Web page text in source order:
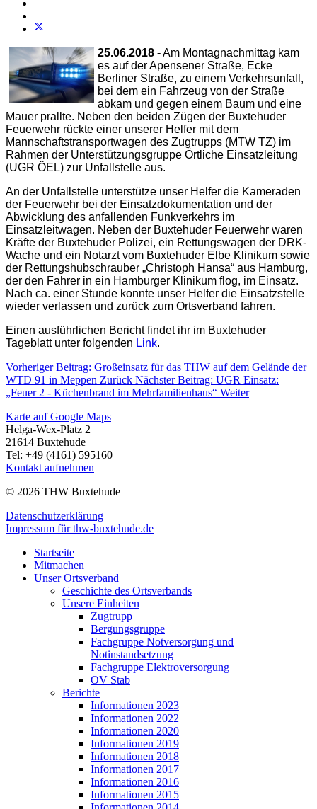
25.06.2018 -Am Montagnachmittag kam
es auf der Apensener Straße, Ecke
Berliner Straße, zu einem Verkehrsunfall,
bei dem ein Fahrzeug von der Straße
abkam und gegen einem Baum und eine
Mauer prallte. Neben den beiden Zügen der Buxtehuder
Feuerwehr rückte einer unserer Helfer mit dem
Mannschaftstransportwagen des Zugtrupps (MTW TZ) im
Rahmen der Unterstützungsgruppe Örtliche Einsatzleitung
(UGR ÖEL) zur Unfallstelle aus.
An der Unfallstelle unterstütze unser Helfer die Kameraden
der Feuerwehr bei der Einsatzdokumentation und der
Abwicklung des anfallenden Funkverkehrs im
Einsatzleitwagen. Neben der Buxtehuder Feuerwehr waren
Kräfte der Buxtehuder Polizei, ein Rettungswagen der DRK-
Wache und ein Notarzt vom Buxtehuder Elbe Klinikum sowie
der Rettungshubschrauber „Christoph Hansa“ aus Hamburg,
der den Fahrer in ein Hamburger Klinikum flog, im Einsatz.
Nach ca. einer Stunde konnte unser Helfer die Einsatzstelle
wieder verlassen und zurück zum Ortsverband fahren.
Einen ausführlichen Bericht findet ihr im Buxtehuder
Tageblatt unter folgenden Link.
Vorheriger Beitrag: Großeinsatz für das THW auf dem Gelände der
WTD 91 in Meppen Zurück Nächster Beitrag: UGR Einsatz:
„Feuer 2 - Küchenbrand im Mehrfamilienhaus“ Weiter
Karte auf Google Maps
Helga-Wex-Platz 2
21614 Buxtehude
Tel: +49 (4161) 595160
Kontakt aufnehmen
© 2026 THW Buxtehude
Datenschutzerklärung
Impressum für thw-buxtehude.de
Startseite
Mitmachen
Unser Ortsverband
Geschichte des Ortsverbands
Unsere Einheiten
Zugtrupp
Bergungsgruppe
Fachgruppe Notversorgung und
Notinstandsetzung
Fachgruppe Elektroversorgung
OV Stab
Berichte
Informationen 2023
Informationen 2022
Informationen 2020
Informationen 2019
Informationen 2018
Informationen 2017
Informationen 2016
Informationen 2015